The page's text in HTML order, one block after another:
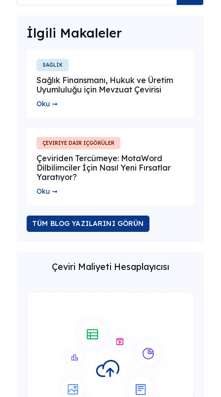
İlgili Makaleler
SAĞLIK
Sağlık Finansmanı, Hukuk ve Üretim
Uyumluluğu için Mevzuat Çevirisi
Oku ➞
ÇEVİRİYE DAİR İÇGÖRÜLER
Çeviriden Tercümeye: MotaWord
Dilbilimciler İçin Nasıl Yeni Fırsatlar
Yaratıyor?
Oku ➞
TÜM BLOG YAZILARINI GÖRÜN
Çeviri Maliyeti Hesaplayıcısı